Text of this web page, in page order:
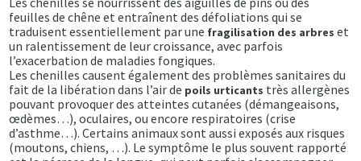
feuilles de chêne et entraînent des défoliations qui se
traduisent essentiellement par une fragilisation des arbres et
un ralentissement de leur croissance, avec parfois
l’exacerbation de maladies fongiques.
Les chenilles causent également des problèmes sanitaires du
fait de la libération dans l’air de poils urticants très allergènes
pouvant provoquer des atteintes cutanées (démangeaisons,
œdèmes…), oculaires, ou encore respiratoires (crise
d’asthme…). Certains animaux sont aussi exposés aux risques
(moutons, chiens, …). Le symptôme le plus souvent rapporté